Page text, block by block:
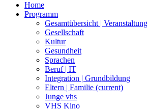
Home
Programm
Gesamtübersicht |
Gesellschaft
Kultur
Gesundheit
Sprachen
Beruf | IT
Integration | Grundbildung
Eltern | Familie (current)
Junge vhs
VHS Kino